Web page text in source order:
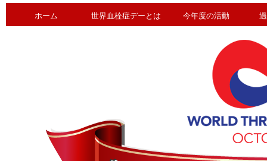
ホーム 世界血栓症デーとは 今年度の活動